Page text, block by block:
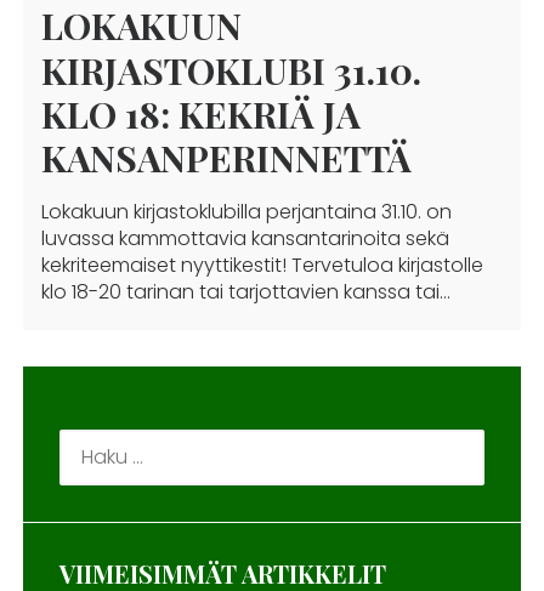
LOKAKUUN
KIRJASTOKLUBI 31.10.
KLO 18: KEKRIÄ JA
KANSANPERINNETTÄ
Lokakuun kirjastoklubilla perjantaina 31.10. on
luvassa kammottavia kansantarinoita sekä
kekriteemaiset nyyttikestit! Tervetuloa kirjastolle
klo 18-20 tarinan tai tarjottavien kanssa tai…
Haku:
VIIMEISIMMÄT ARTIKKELIT